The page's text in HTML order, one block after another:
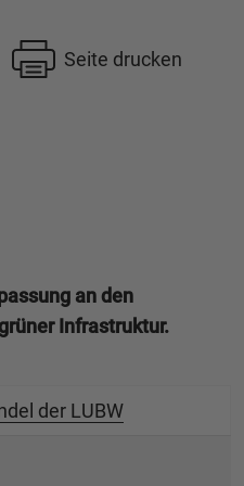
Seite drucken
an den
Infrastruktur.
der LUBW